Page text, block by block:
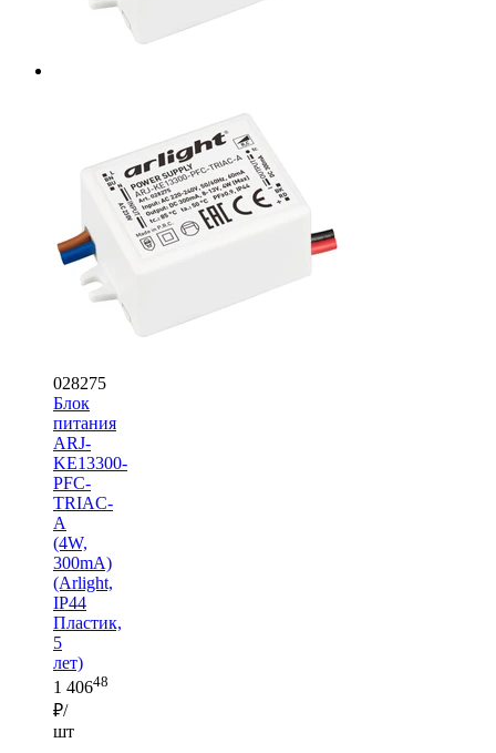
028275
Блок
питания
ARJ-
KE13300-
PFC-
TRIAC-
A
(4W,
300mA)
(Arlight,
IP44
Пластик,
5
лет)
1 40648
₽/
шт